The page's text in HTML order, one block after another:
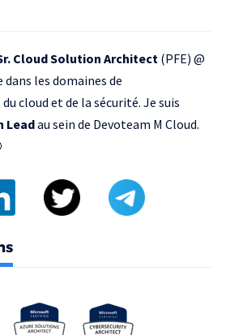
Cloud Solution Architect (PFE) @
dans les domaines de
cloud et de la sécurité. Je suis
Leadau sein de Devoteam M Cloud.